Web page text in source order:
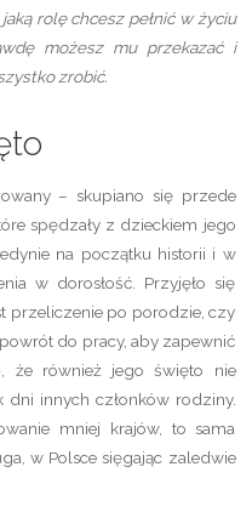
rolę chcesz pełnić w życiu
możesz mu przekazać i
zrobić.
– skupiano się przede
spędzały z dzieckiem jego
na początku historii i w
w dorosłość. Przyjęło się
przeliczenie po porodzie, czy
do pracy, aby zapewnić
że również jego święto nie
innych członków rodziny.
mniej krajów, to sama
w Polsce sięgając zaledwie